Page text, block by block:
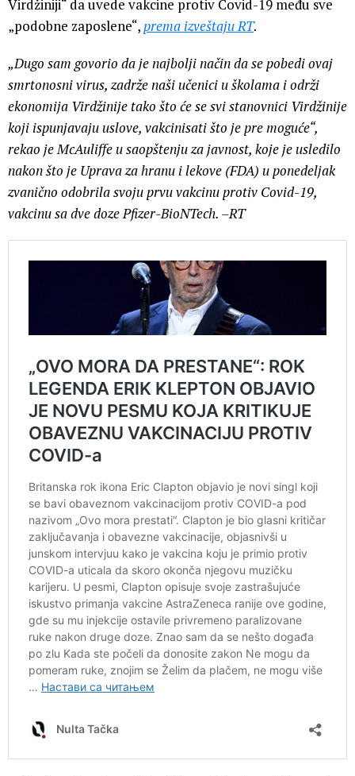
Virdžiniji“ da uvede vakcine protiv Covid-19 među sve
„podobne zaposlene“,prema izveštaju RT.
„Dugo sam govorio da je najbolji način da se pobedi ovaj
smrtonosni virus, zadrže naši učenici u školama i održi
ekonomija Virdžinije tako što će se svi stanovnici Virdžinije
koji ispunjavaju uslove, vakcinisati što je pre moguće“,
rekao je McAuliffe u saopštenju za javnost, koje je usledilo
nakon što je Uprava za hranu i lekove (FDA) u ponedeljak
zvanično odobrila svoju prvu vakcinu protiv Covid-19,
vakcinu sa dve doze Pfizer-BioNTech. –RT